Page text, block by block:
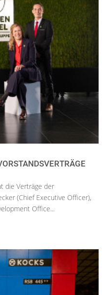
die Verträge der
(Chief Executive Officer),
Office...